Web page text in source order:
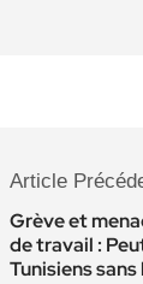
Article
Grève et
de travail :
Tunisiens